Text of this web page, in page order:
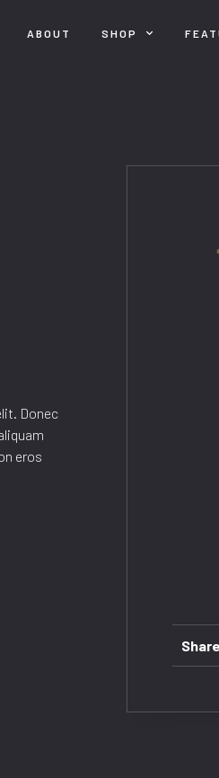
ABOUT SHOP
Donec
eros
Share